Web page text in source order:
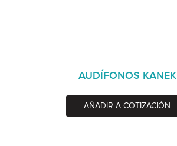
AUDÍFONOS KANEK
AÑADIR A COTIZACIÓN